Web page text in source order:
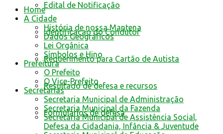
Edital de Notificação
Identificacao do Condutor
Requerimento para Cartão de Autista
Resultado de defesa e recursos
Formulários de defesa
Home
A Cidade
História de nossa Mantena
Dados Geográficos
Lei Orgânica
Símbolos e Hino
Prefeitura
O Prefeito
O Vice-Prefeito
Secretarias
Secretaria Municipal de Administração
Secretaria Municipal da Fazenda
Secretaria Municipal de Assistência Social,
Defesa da Cidadania, Infância & Juventude